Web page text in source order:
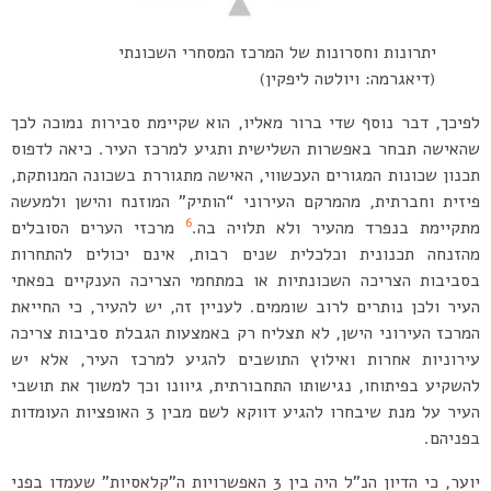
יתרונות וחסרונות של המרכז המסחרי השכונתי
(דיאגרמה: ויולטה ליפקין)
לפיכך, דבר נוסף שדי ברור מאליו, הוא שקיימת סבירות נמוכה לכך
שהאישה תבחר באפשרות השלישית ותגיע למרכז העיר. כיאה לדפוס
תכנון שכונות המגורים העכשווי, האישה מתגוררת בשכונה המנותקת,
פיזית וחברתית, מהמרקם העירוני “הותיק” המוזנח והישן ולמעשה
מתקיימת בנפרד מהעיר ולא תלויה בה.6
מרכזי הערים הסובלים
מהזנחה תכנונית וכלכלית שנים רבות, אינם יכולים להתחרות
בסביבות הצריכה השכונתיות או במתחמי הצריכה הענקיים בפאתי
העיר ולכן נותרים לרוב שוממים. לעניין זה, יש להעיר, כי החייאת
המרכז העירוני הישן, לא תצליח רק באמצעות הגבלת סביבות צריכה
עירוניות אחרות ואילוץ התושבים להגיע למרכז העיר, אלא יש
להשקיע בפיתוחו, נגישותו התחבורתית, גיוונו וכך למשוך את תושבי
העיר על מנת שיבחרו להגיע דווקא לשם מבין 3 האופציות העומדות
בפניהם.
יוער, כי הדיון הנ”ל היה בין 3 האפשרויות ה”קלאסיות” שעמדו בפני